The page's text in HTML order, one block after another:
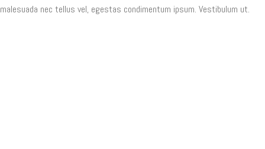
malesuada nec tellus vel, egestas condimentum ipsum. Vestibulum ut.